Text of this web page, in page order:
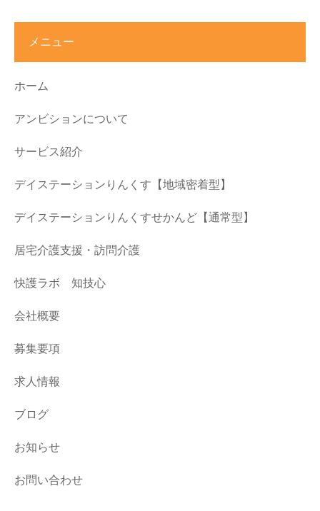
メニュー
ホーム
アンビションについて
サービス紹介
デイステーションりんくす【地域密着型】
デイステーションりんくすせかんど【通常型】
居宅介護支援・訪問介護
快護ラボ 知技心
会社概要
募集要項
求人情報
ブログ
お知らせ
お問い合わせ